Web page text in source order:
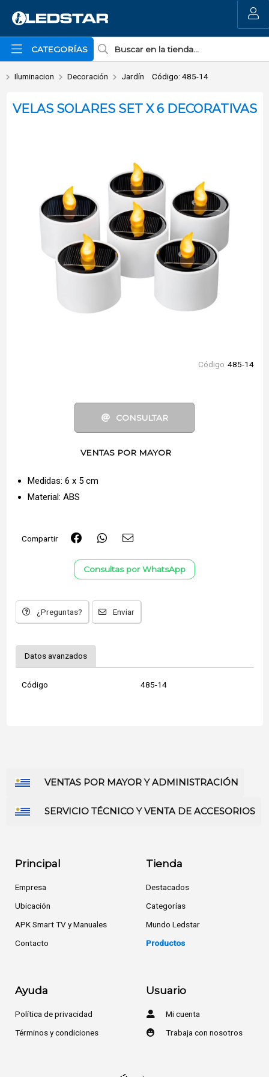
Enviar a email
CATEGORÍAS
MI COMPRA
Iluminacion Decoración Jardín Código: 485-14
VELAS SOLARES SET X 6 DECORATIVAS
Código 485-14
CONSULTAR
VENTAS POR MAYOR
Medidas: 6 x 5 cm
Material: ABS
Compartir
Consultas por WhatsApp
¿Preguntas? Enviar
Datos avanzados
Código 485-14
VENTAS POR MAYOR Y ADMINISTRACIÓN
SERVICIO TÉCNICO Y VENTA DE ACCESORIOS
Principal
Empresa
Ubicación
APK Smart TV y Manuales
Contacto
Tienda
Destacados
Categorías
Mundo Ledstar
Productos
Ayuda
Política de privacidad
Términos y condiciones
Usuario
Mi cuenta
Trabaja con nosotros